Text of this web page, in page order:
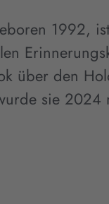
1992,
über den
sie